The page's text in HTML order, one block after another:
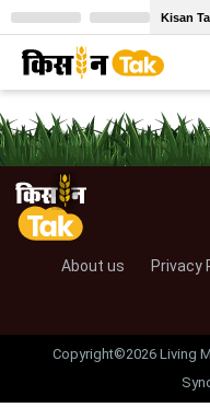
Kisan
About us Privacy
Copyright©2026 Living